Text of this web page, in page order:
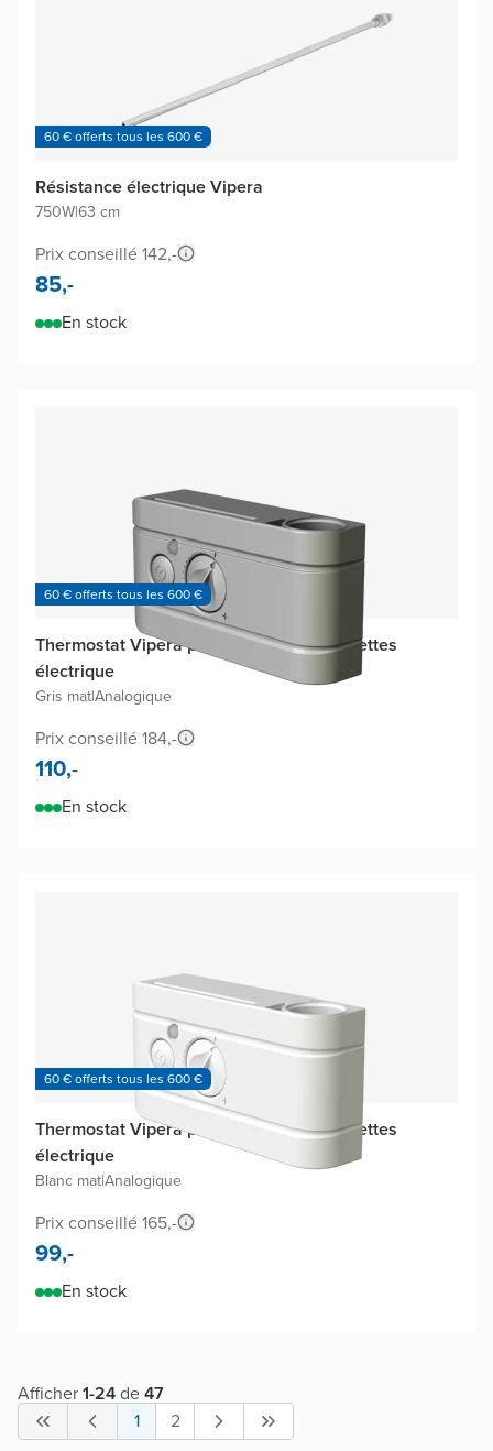
60 € offerts tous les 600 €
Résistance électrique Vipera
750W|63 cm
Prix conseillé 142,-
85,-
En stock
60 € offerts tous les 600 €
Thermostat Vipera pour radiateur à serviettes
électrique
Gris mat|Analogique
Prix conseillé 184,-
110,-
En stock
60 € offerts tous les 600 €
Thermostat Vipera pour radiateur à serviettes
électrique
Blanc mat|Analogique
Prix conseillé 165,-
99,-
En stock
Afficher1-24de47
1
2